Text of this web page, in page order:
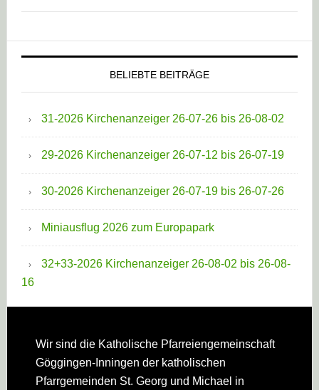
BELIEBTE BEITRÄGE
31-2026 Kirchenanzeiger 26-07-26 bis 26-08-02
29-2026 Kirchenanzeiger 26-07-12 bis 26-07-19
30-2026 Kirchenanzeiger 26-07-19 bis 26-07-26
Miniausflug 2026 zum Europapark
32+33-2026 Kirchenanzeiger 26-08-02 bis 26-08-
16
Footer
Wir sind die Katholische Pfarreien­gemeinschaft
Göggingen-Inningen der katholischen
Pfarrgemeinden St. Georg und Michael in